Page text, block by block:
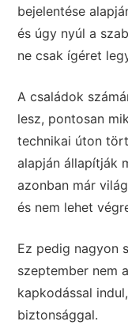
bejelentése
és úgy nyúl a
ne csak ígéret
A családok
lesz, pontosan
technikai úton
alapján állapítják
azonban már
és nem lehet
Ez pedig nagyon
szeptember nem
kapkodással
biztonsággal.